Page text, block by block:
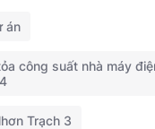
án
công suất nhà máy
Trạch 3